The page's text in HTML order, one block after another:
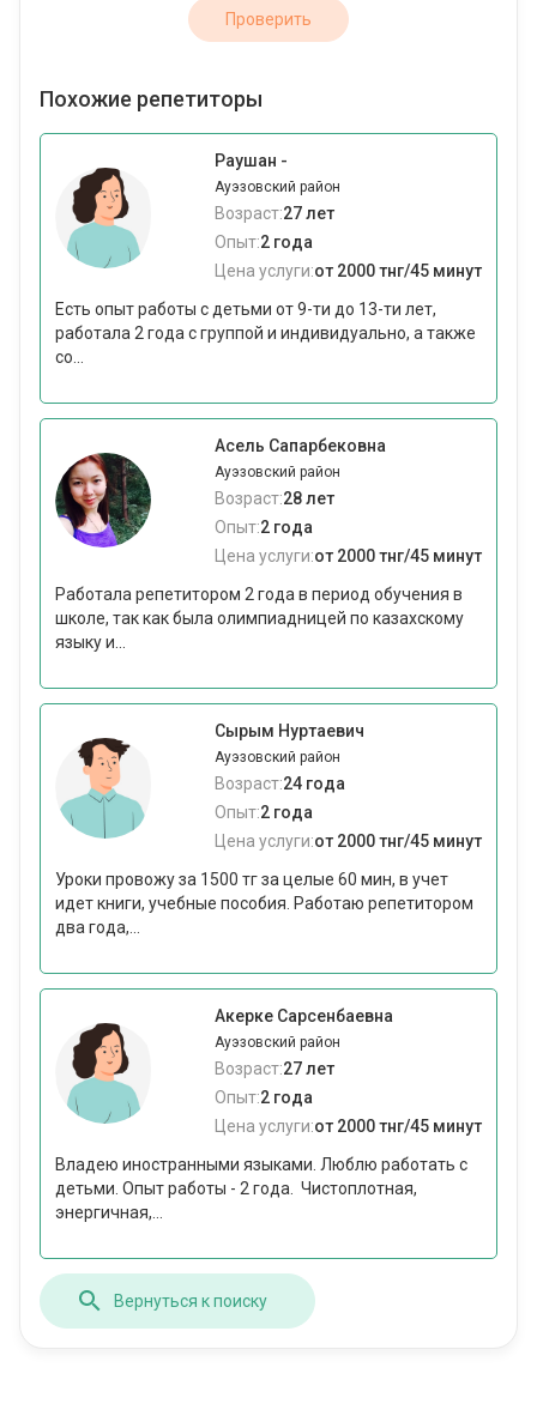
Проверить
Похожие репетиторы
Раушан -
Ауэзовский район
Возраст:27 лет
Опыт:2 года
Цена услуги:от 2000 тнг/45 минут
Есть опыт работы с детьми от 9-ти до 13-ти лет,
работала 2 года с группой и индивидуально, а также
со...
Асель Сапарбековна
Ауэзовский район
Возраст:28 лет
Опыт:2 года
Цена услуги:от 2000 тнг/45 минут
Работала репетитором 2 года в период обучения в
школе, так как была олимпиадницей по казахскому
языку и...
Сырым Нуртаевич
Ауэзовский район
Возраст:24 года
Опыт:2 года
Цена услуги:от 2000 тнг/45 минут
Уроки провожу за 1500 тг за целые 60 мин, в учет
идет книги, учебные пособия. Работаю репетитором
два года,...
Акерке Сарсенбаевна
Ауэзовский район
Возраст:27 лет
Опыт:2 года
Цена услуги:от 2000 тнг/45 минут
Владею иностранными языками. Люблю работать с
детьми. Опыт работы - 2 года. Чистоплотная,
энергичная,...
Вернуться к поиску